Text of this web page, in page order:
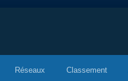
Réseaux Classement